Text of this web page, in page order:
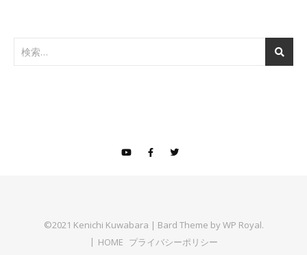
©2021 Kenichi Kuwabara | Bard Theme byWP Royal.
HOME プライバシーポリシー